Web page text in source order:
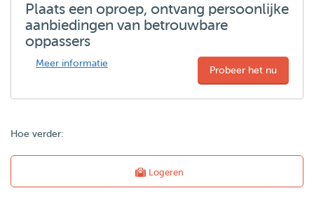
Plaats een oproep, ontvang persoonlijke
aanbiedingen van betrouwbare
oppassers
Meer informatie
Probeer het nu
Hoe verder:
Logeren